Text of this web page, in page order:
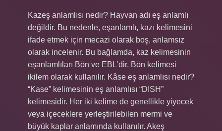
Kazeş anlamlısı nedir? Hayvan adı eş anlamlı
değildir. Bu nedenle, eşanlamlı, kazı kelimesini
ifade etmek için mecazi olarak boş, anlamsız
olarak incelenir. Bu bağlamda, kaz kelimesinin
eşanlamlıları Bön ve EBL’dir. Bön kelimesi
ikilem olarak kullanılır. Kâse eş anlamlısı nedir?
“Kase” kelimesinin eş anlamlısı “DISH”
kelimesidir. Her iki kelime de genellikle yiyecek
veya içeceklere yerleştirilebilen mermi ve
büyük kaplar anlamında kullanılır. Akeş